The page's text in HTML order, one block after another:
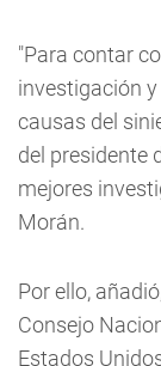
"Para contar
investigación
causas del
del presidente
mejores
Morán.
Por ello,
Consejo
Estados